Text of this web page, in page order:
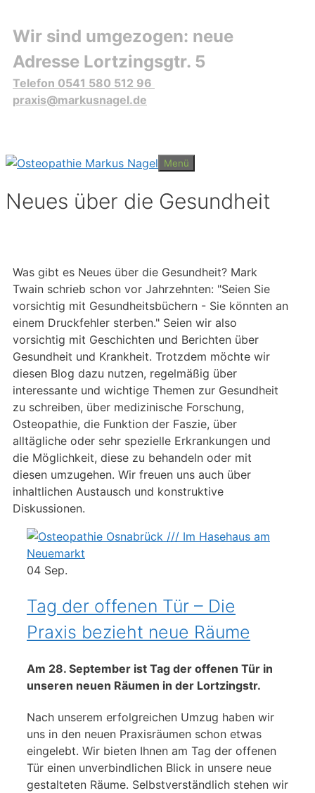
Wir sind umgezogen: neue
Adresse Lortzingsgtr. 5
Telefon 0541 580 512 96
praxis@markusnagel.de
Menü
Neues über die Gesundheit
Was gibt es Neues über die Gesundheit? Mark
Twain schrieb schon vor Jahrzehnten: "Seien Sie
vorsichtig mit Gesundheitsbüchern - Sie könnten an
einem Druckfehler sterben." Seien wir also
vorsichtig mit Geschichten und Berichten über
Gesundheit und Krankheit. Trotzdem möchte wir
diesen Blog dazu nutzen, regelmäßig über
interessante und wichtige Themen zur Gesundheit
zu schreiben, über medizinische Forschung,
Osteopathie, die Funktion der Faszie, über
alltägliche oder sehr spezielle Erkrankungen und
die Möglichkeit, diese zu behandeln oder mit
diesen umzugehen. Wir freuen uns auch über
inhaltlichen Austausch und konstruktive
Diskussionen.
04 Sep.
Tag der offenen Tür – Die
Praxis bezieht neue Räume
Am 28. September ist Tag der offenen Tür in
unseren neuen Räumen in der Lortzingstr.
Nach unserem erfolgreichen Umzug haben wir
uns in den neuen Praxisräumen schon etwas
eingelebt. Wir bieten Ihnen am Tag der offenen
Tür einen unverbindlichen Blick in unsere neue
gestalteten Räume. Selbstverständlich stehen wir